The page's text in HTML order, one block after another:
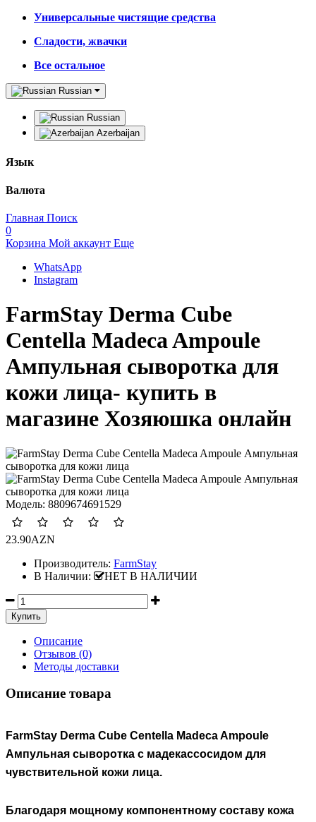
Универсальные чистящие средства
Сладости, жвачки
Все остальное
Russian
Russian
Azerbaijan
Язык
Валюта
Главная Поиск
0
Корзина Мой аккаунт Еще
WhatsApp
Instagram
FarmStay Derma Cube
Centella Madeca Ampoule
Ампульная сыворотка для
кожи лица- купить в
магазине Хозяюшка онлайн
Модель: 8809674691529
23.90AZN
Производитель: FarmStay
В Наличии:
НЕТ В НАЛИЧИИ
Описание
Отзывов (0)
Методы доставки
Описание товара
FarmStay Derma Cube Centella Madeca Ampoule
Ампульная сыворотка с мадекассосидом для
чувствительной кожи лица.
Благодаря мощному компонентному составу кожа